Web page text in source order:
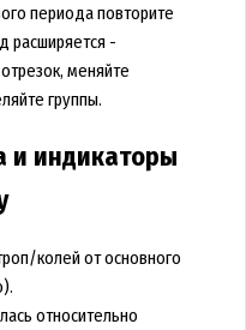
периода повторите
расширяется -
меняйте
группы.
и индикаторы
колей от основного
относительно